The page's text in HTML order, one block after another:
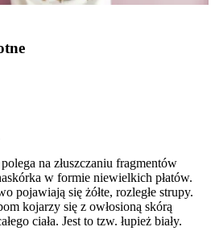
na złuszczaniu fragmentów
w formie niewielkich płatów.
pojawiają się żółte, rozległe strupy.
kojarzy się z owłosioną skórą
ciała. Jest to tzw. łupież biały.